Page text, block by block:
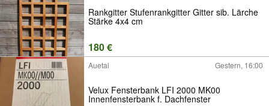
Rankgitter Stufenrankgitter Gitter sib. Lärche
Stärke 4x4 cm
180 €
Auetal Gestern, 16:00
Velux Fensterbank LFI 2000 MK00
Innenfensterbank f. Dachfenster